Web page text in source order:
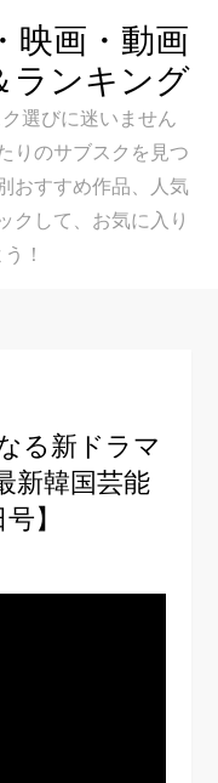
映画・動画
ランキング
選びに迷いません
りのサブスクを見つ
おすすめ作品、人気
クして、お気に入り
！
る新ドラマ
新韓国芸能
】